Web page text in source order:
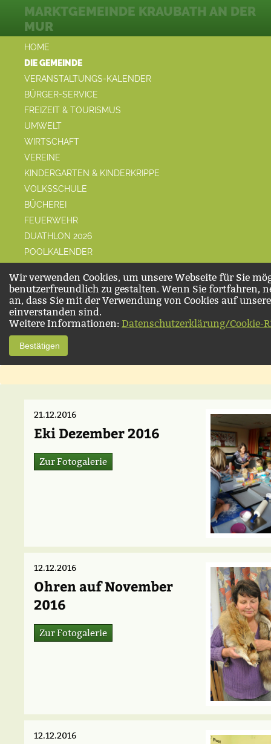
HOME
DIE GEMEINDE
VERANSTALTUNGS-KALENDER
BÜRGER-SERVICE
FREIZEIT & TOURISMUS
UMWELT
WIRTSCHAFT
VEREINE
KINDERGARTEN & KINDERKRIPPE
VOLKSSCHULE
BÜCHEREI
FEUERWEHR
DUATHLON 2026
POOLKALENDER
MARKTGEMEINDE KRAUBATH AN DER
MUR
Wir verwenden Cookies, um unsere Webseite für Sie
benutzerfreundlich zu gestalten. Wenn Sie fortfahren,
an, dass Sie mit der Verwendung von Cookies auf
einverstanden sind.
Weitere Informationen: Datenschutzerklärung/Cookie-
Bestätigen
21.12.2016
Eki Dezember 2016
Zur Fotogalerie
12.12.2016
Ohren auf November
2016
Zur Fotogalerie
12.12.2016